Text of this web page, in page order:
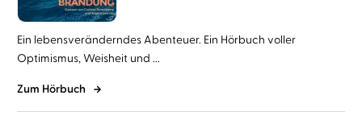
Ein lebensveränderndes Abenteuer. Ein Hörbuch voller
Optimismus, Weisheit und ...
Zum Hörbuch